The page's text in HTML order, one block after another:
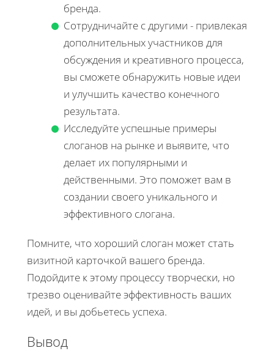
бренда.
Сотрудничайте с другими - привлекая
дополнительных участников для
обсуждения и креативного процесса,
вы сможете обнаружить новые идеи
и улучшить качество конечного
результата.
Исследуйте успешные примеры
слоганов на рынке и выявите, что
делает их популярными и
действенными. Это поможет вам в
создании своего уникального и
эффективного слогана.
Помните, что хороший слоган может стать
визитной карточкой вашего бренда.
Подойдите к этому процессу творчески, но
трезво оценивайте эффективность ваших
идей, и вы добьетесь успеха.
Вывод